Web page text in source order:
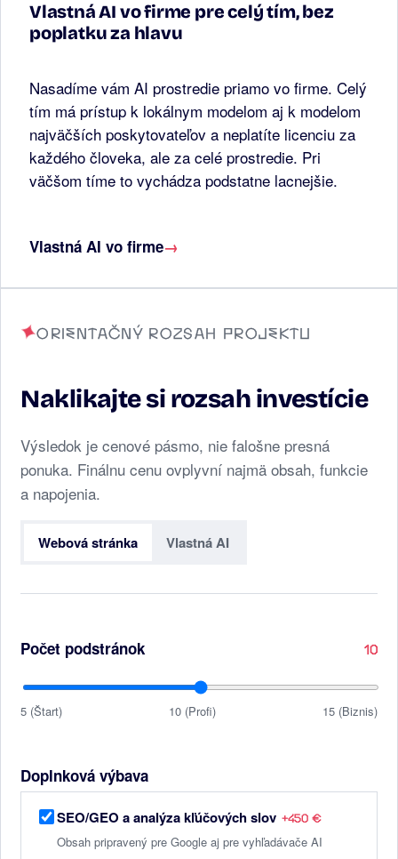
Vlastná AI vo firme pre celý tím, bez
poplatku za hlavu
Nasadíme vám AI prostredie priamo vo firme. Celý
tím má prístup k lokálnym modelom aj k modelom
najväčších poskytovateľov a neplatíte licenciu za
každého človeka, ale za celé prostredie. Pri
väčšom tíme to vychádza podstatne lacnejšie.
Vlastná AI vo firme→
ORIENTAČNÝ ROZSAH PROJEKTU
Naklikajte si rozsah investície
Výsledok je cenové pásmo, nie falošne presná
ponuka. Finálnu cenu ovplyvní najmä obsah, funkcie
a napojenia.
Webová stránka Vlastná AI
Počet podstránok 10
5 (Štart) 10 (Profi) 15 (Biznis)
Doplnková výbava
SEO/GEO a analýza kľúčových slov +450 €
Obsah pripravený pre Google aj pre vyhľadávače AI